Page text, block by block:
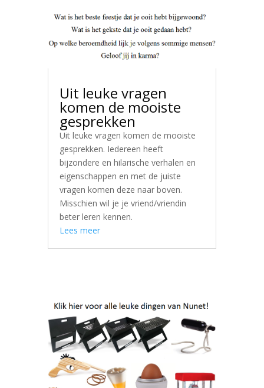
Uit leuke vragen
komen de mooiste
gesprekken
Uit leuke vragen komen de mooiste
gesprekken. Iedereen heeft
bijzondere en hilarische verhalen en
eigenschappen en met de juiste
vragen komen deze naar boven.
Misschien wil je je vriend/vriendin
beter leren kennen.
Lees meer